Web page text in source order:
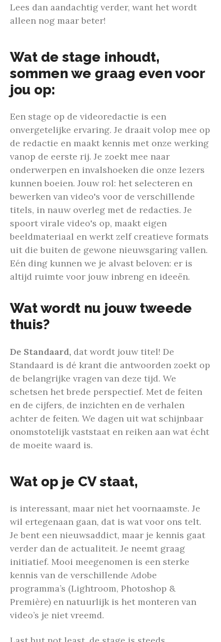
Lees dan aandachtig verder, want het wordt
alleen nog maar beter!
Wat de stage inhoudt,
sommen we graag even voor
jou op:
Een stage op de videoredactie is een
onvergetelijke ervaring. Je draait volop mee op
de redactie en maakt kennis met onze werking
vanop de eerste rij. Je zoekt mee naar
onderwerpen en invalshoeken die onze lezers
kunnen boeien. Jouw rol: het selecteren en
bewerken van video's voor de verschillende
titels, in nauw overleg met de redacties. Je
spoort virale video's op, maakt eigen
beeldmateriaal en werkt zelf creatieve formats
uit die buiten de gewone nieuwsgaring vallen.
Eén ding kunnen we je alvast beloven: er is
altijd ruimte voor jouw inbreng en ideeën.
Wat wordt nu jouw tweede
thuis?
De Standaard, dat wordt jouw titel! De
Standaard is dé krant die antwoorden zoekt op
de belangrijke vragen van deze tijd. We
schetsen het brede perspectief. Met de feiten
en de cijfers, de inzichten en de verhalen
achter de feiten. We dagen uit wat schijnbaar
onomstotelijk vaststaat en reiken aan wat écht
de moeite waard is.
Wat op je CV staat,
is interessant, maar niet het voornaamste. Je
wil ertegenaan gaan, dat is wat voor ons telt.
Je bent een nieuwsaddict, maar je kennis gaat
verder dan de actualiteit. Je neemt graag
initiatief. Mooi meegenomen is een sterke
kennis van de verschillende Adobe
programma’s (Lightroom, Photoshop &
Première) en natuurlijk is het monteren van
video’s je niet vreemd.